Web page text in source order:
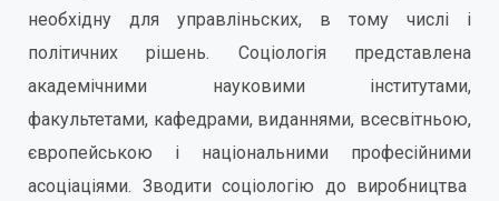
необхідну для управліньских, в тому числі і
політичних рішень. Соціологія представлена
академічними науковими інститутами,
факультетами, кафедрами, виданнями, всесвітньою,
європейською і національними професійними
асоціаціями. Зводити соціологію до виробництва